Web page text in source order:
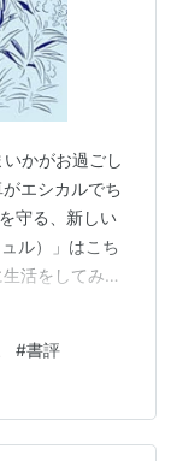
かがお過ごし
エシカルでち
守る、新しい
ル）」はこち
活をしてみた
む日本は、美
や津波といっ
国」でもあり
を剥いた自然
るはずなの
#書評